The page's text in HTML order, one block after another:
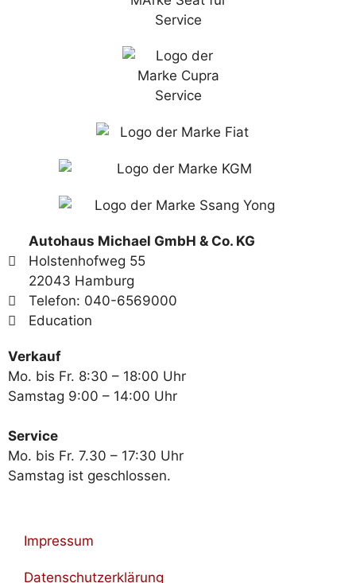
Autohaus Michael GmbH & Co. KG
Holstenhofweg 55
22043 Hamburg
Telefon: 040-6569000
Education
Verkauf
Mo. bis Fr. 8:30 – 18:00 Uhr
Samstag 9:00 – 14:00 Uhr
Service
Mo. bis Fr. 7.30 – 17:30 Uhr
Samstag ist geschlossen.
Impressum
Datenschutzerklärung